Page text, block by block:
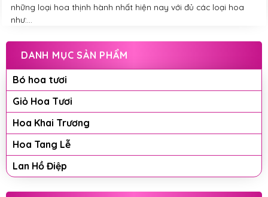
những loại hoa thịnh hành nhất hiện nay với đủ các loại hoa
như:...
DANH MỤC SẢN PHẨM
Bó hoa tươi
Giỏ Hoa Tươi
Hoa Khai Trương
Hoa Tang Lễ
Lan Hồ Điệp